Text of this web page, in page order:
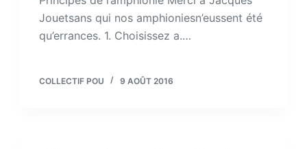
Jouetsans qui nos amphioniesn’eussent été
qu’errances. 1. Choisissez a.…
COLLECTIF POU 9 AOÛT 2016